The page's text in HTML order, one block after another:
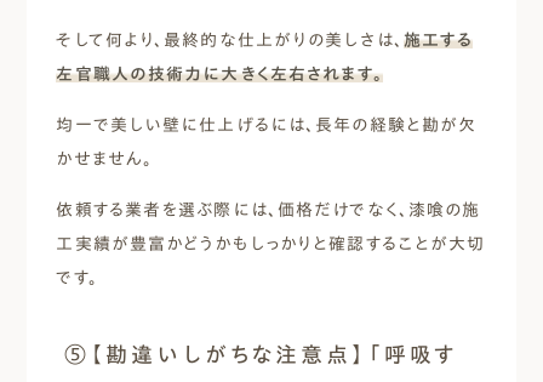
そして何より、最終的な仕上がりの美しさは、 施工する
左官職人の技術力に大きく左右されます。
均一で美しい壁に仕上げるには、長年の経験と勘が欠
かせません。
依頼する業者を選ぶ際には、価格だけでなく、漆喰の施
工実績が豊富かどうかもしっかりと確認することが大切
です。
⑤【勘違いしがちな注意点】「呼吸す